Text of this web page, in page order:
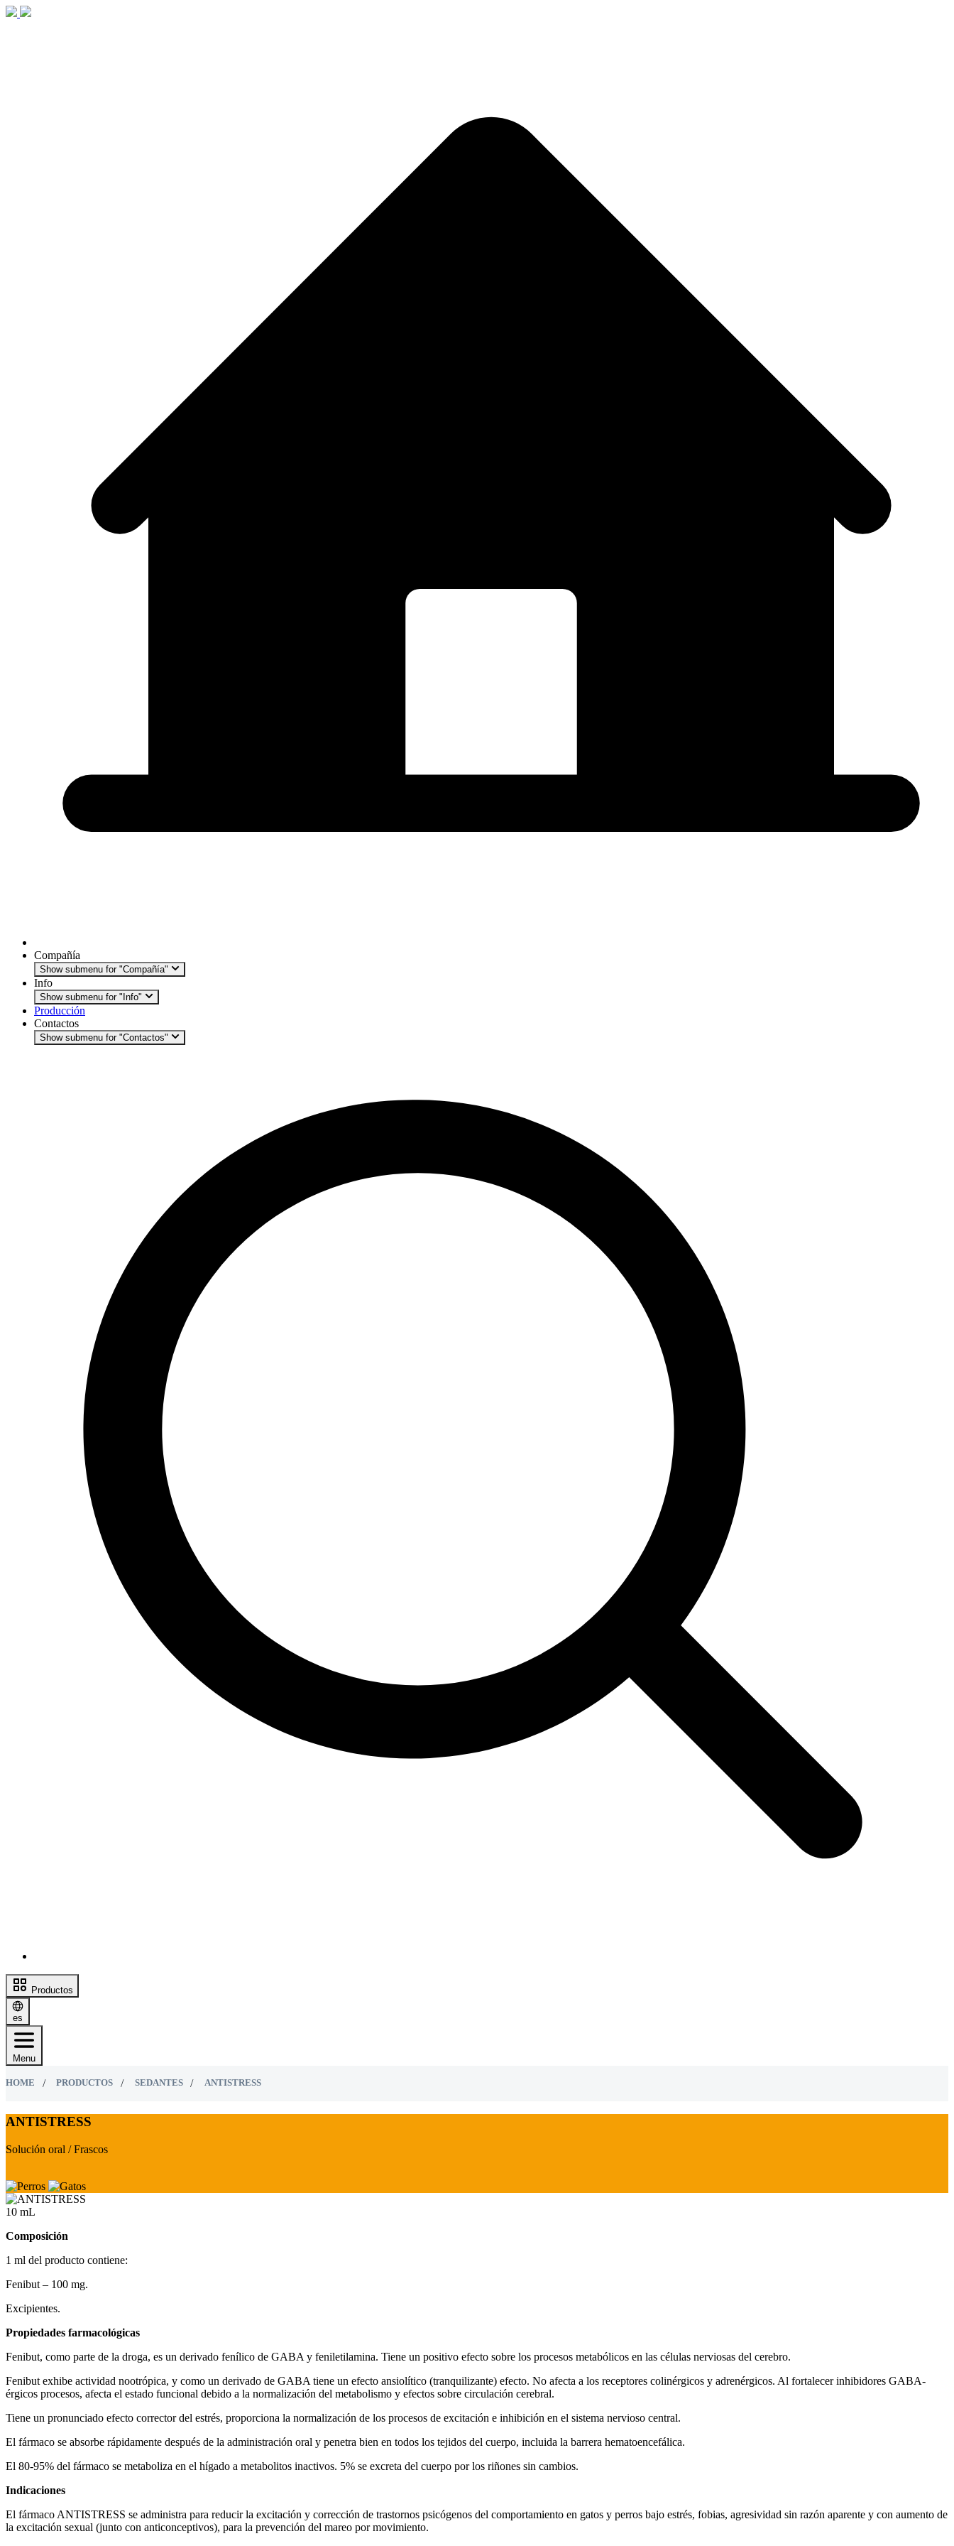
Compañía
Show submenu for "Compañía"
Info
Show submenu for "Info"
Producción
Contactos
Show submenu for "Contactos"
Productos
es
Menu
HOME PRODUCTOS SEDANTES ANTISTRESS
ANTISTRESS
Solución oral / Frascos
10 mL
Composición
1 ml del producto contiene:
Fenibut – 100 mg.
Excipientes.
Propiedades farmacológicas
Fenibut, como parte de la droga, es un derivado fenílico de GABA y feniletilamina. Tiene un positivo efecto sobre los procesos metabólicos en las células nerviosas del cerebro.
Fenibut exhibe actividad nootrópica, y como un derivado de GABA tiene un efecto ansiolítico (tranquilizante) efecto. No afecta a los receptores colinérgicos y adrenérgicos. Al fortalecer inhibidores GABA-
érgicos procesos, afecta el estado funcional debido a la normalización del metabolismo y efectos sobre circulación cerebral.
Tiene un pronunciado efecto corrector del estrés, proporciona la normalización de los procesos de excitación e inhibición en el sistema nervioso central.
El fármaco se absorbe rápidamente después de la administración oral y penetra bien en todos los tejidos del cuerpo, incluida la barrera hematoencefálica.
El 80-95% del fármaco se metaboliza en el hígado a metabolitos inactivos. 5% se excreta del cuerpo por los riñones sin cambios.
Indicaciones
El fármaco ANTISTRESS se administra para reducir la excitación y corrección de trastornos psicógenos del comportamiento en gatos y perros bajo estrés, fobias, agresividad sin razón aparente y con aumento de
la excitación sexual (junto con anticonceptivos), para la prevención del mareo por movimiento.